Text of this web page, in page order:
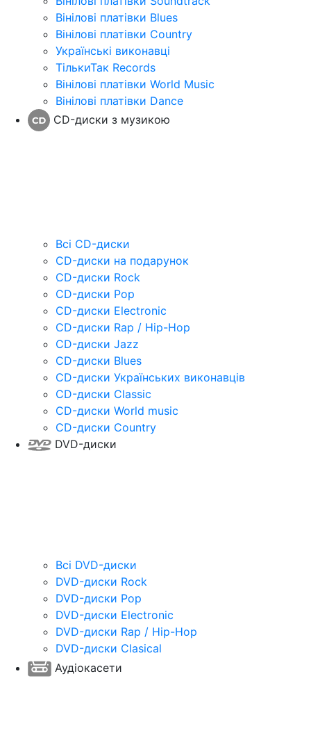
Вінілові платівки Blues
Вінілові платівки Country
Українські виконавці
ТількиТак Records
Вінілові платівки World Music
Вінілові платівки Dance
CD-диски з музикою
Всі CD-диски
CD-диски на подарунок
CD-диски Rock
CD-диски Pop
CD-диски Electronic
CD-диски Rap / Hip-Hop
CD-диски Jazz
CD-диски Blues
CD-диски Українських виконавців
CD-диски Classic
CD-диски World music
CD-диски Country
DVD-диски
Всі DVD-диски
DVD-диски Rock
DVD-диски Pop
DVD-диски Electronic
DVD-диски Rap / Hip-Hop
DVD-диски Clasical
Аудіокасети